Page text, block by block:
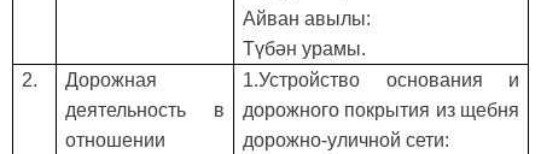
Айван авылы:
Түбән урамы.
2.
Дорожная
деятельность в
отношении
1.Устройство основания и
дорожного покрытия из щебня
дорожно-уличной сети: